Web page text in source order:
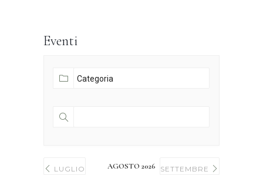
Eventi
LUGLIO AGOSTO 2026 SETTEMBRE